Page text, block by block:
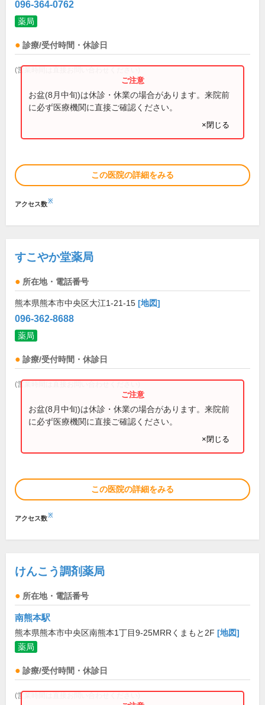
096-364-0762
薬局
診療/受付時間・休診日
(営業時間は直接お問い合わせください)
お盆(8月中旬)は休診・休業の場合があります。来院前
に必ず医療機関に直接ご確認ください。
×閉じる
この医院の詳細をみる
アクセス数※
すこやか堂薬局
所在地・電話番号
熊本県熊本市中央区大江1-21-15 [地図]
096-362-8688
薬局
診療/受付時間・休診日
(営業時間は直接お問い合わせください)
お盆(8月中旬)は休診・休業の場合があります。来院前
に必ず医療機関に直接ご確認ください。
×閉じる
この医院の詳細をみる
アクセス数※
けんこう調剤薬局
所在地・電話番号
南熊本駅
熊本県熊本市中央区南熊本1丁目9-25MRRくまもと2F [地図]
薬局
診療/受付時間・休診日
(営業時間は直接お問い合わせください)